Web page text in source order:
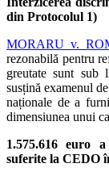
din Protocolul 1)
MORARU v.
rezonabilă pentru
greutate sunt sub
susțină examenul
naționale de a
dimensiunea unui
1.575.616 euro
suferite la CEDO